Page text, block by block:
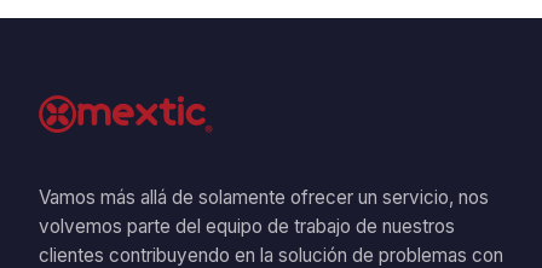
Vamos más allá de solamente ofrecer un servicio, nos
volvemos parte del equipo de trabajo de nuestros
clientes contribuyendo en la solución de problemas con